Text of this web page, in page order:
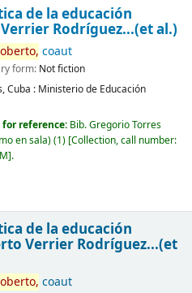
de la educación
Rodríguez...(et al.)
coaut
form: Not fiction
Cuba : Ministerio de Educación
reference: Bib. Gregorio Torres
en sala)(1) Collection, call number:
.
de la educación
Verrier Rodríguez...(et
coaut